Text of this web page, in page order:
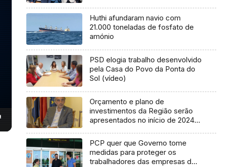
Huthi afundaram navio com
21.000 toneladas de fosfato de
amónio
PSD elogia trabalho desenvolvido
pela Casa do Povo da Ponta do
Sol (vídeo)
Orçamento e plano de
investimentos da Região serão
apresentados no início de 2024
PCP quer que Governo tome
medidas para proteger os
trabalhadores das empresas de